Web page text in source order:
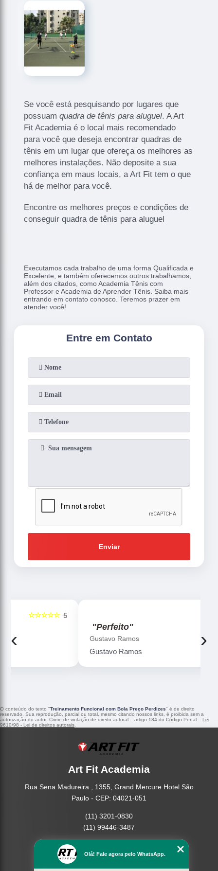
Se você está pesquisando por lugares que
possuamquadra de tênis para aluguel. A Art
Fit Academia é o local mais recomendado
para você que deseja encontrar quadras de
tênis em um lugar que ofereça os melhores as
melhores instalações. Não deposite a sua
confiança em maus locais, a Art Fit tem o que
há de melhor para você.
Encontre os melhores preços e condições de
conseguir quadra de tênis para aluguel
Executamos cada trabalho de uma forma Qualificada e
Excelente, e também oferecemos outros trabalhamos,
além dos citados, como Academia Tênis com
Professor e Academia de Aprender Tênis. Saiba mais
entrando em contato conosco. Teremos prazer em
atender você!
Entre em Contato
Enviar
‹ ›
O conteúdo do texto "Treinamento Funcional com Bola Preço Perdizes" é de direito
reservado. Sua reprodução, parcial ou total, mesmo citando nossos links, é proibida sem a
autorização do autor. Crime de violação de direito autoral – artigo 184 do Código Penal – Lei
9610/98 - Lei de direitos autorais
Art Fit Academia
Rua Sena Madureira , 1355, Grand Mercure Hotel São
Paulo - CEP: 04021-051
(11) 3201-0830
(11) 99446-3487
Empresa
Missão
Olá! Fale agora pelo WhatsApp.